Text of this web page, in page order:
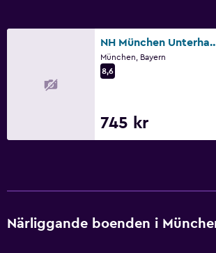
Fax/kopieringsmöjligheter
Parkering och transport
NH München
München, Bayern
8,6
745 kr
Närliggande boenden i